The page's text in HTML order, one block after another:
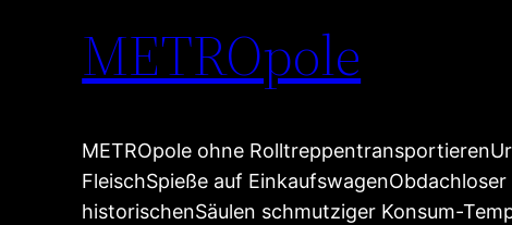
METROpole
METROpole ohne
FleischSpieße auf
historischenSäulen schmutziger Konsum-